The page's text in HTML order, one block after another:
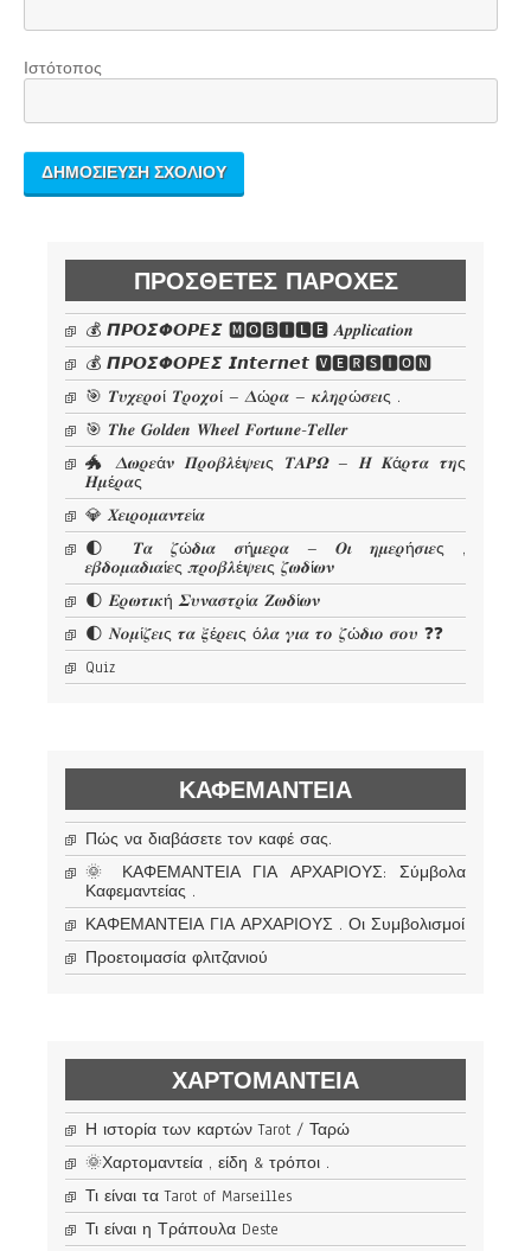
Ιστότοπος
ΠΡΌΣΘΕΤΕΣ ΠΑΡΟΧΈΣ
💰 𝞟𝞠𝞞𝞢𝞥𝞞𝞠𝞔𝞢 🅼🅾🅱🅸🅻🅴 𝜜𝒑𝒑𝒍𝒊𝒄𝒂𝒕𝒊𝒐𝒏
💰 𝞟𝞠𝞞𝞢𝞥𝞞𝞠𝞔𝞢 𝙄𝙣𝙩𝙚𝙧𝙣𝙚𝙩 🆅🅴🆁🆂🅸🅾🅽
🎯 𝜯𝝊𝝌𝜺𝝆𝝄ί 𝜯𝝆𝝄𝝌𝝄ί – 𝜟ώ𝝆𝜶 – 𝜿𝝀𝜼𝝆ώ𝝈𝜺𝜾ς .
🎯 𝑻𝒉𝒆 𝑮𝒐𝒍𝒅𝒆𝒏 𝑾𝒉𝒆𝒆𝒍 𝑭𝒐𝒓𝒕𝒖𝒏𝒆-𝑻𝒆𝒍𝒍𝒆𝒓
🐲 𝜟𝝎𝝆𝜺ά𝝂 𝜫𝝆𝝄𝜷𝝀έ𝝍𝜺𝜾ς 𝜯𝜜𝜬𝜴 – 𝜢 𝜥ά𝝆𝝉𝜶 𝝉𝜼ς
𝜢𝝁έ𝝆𝜶ς
💎 𝜲𝜺𝜾𝝆𝝄𝝁𝜶𝝂𝝉𝜺ί𝜶
🌓 𝜯𝜶 𝜻ώ𝜹𝜾𝜶 𝝈ή𝝁𝜺𝝆𝜶 – 𝜪𝜾 𝜼𝝁𝜺𝝆ή𝝈𝜾𝜺ς ,
𝜺𝜷𝜹𝝄𝝁𝜶𝜹𝜾𝜶ί𝜺ς 𝝅𝝆𝝄𝜷𝝀έ𝝍𝜺𝜾ς 𝜻𝝎𝜹ί𝝎𝝂
🌓 𝜠𝝆𝝎𝝉𝜾𝜿ή 𝜮𝝊𝝂𝜶𝝈𝝉𝝆ί𝜶 𝜡𝝎𝜹ί𝝎𝝂
🌓 𝜨𝝄𝝁ί𝜻𝜺𝜾ς 𝝉𝜶 𝝃έ𝝆𝜺𝜾ς ό𝝀𝜶 𝜸𝜾𝜶 𝝉𝝄 𝜻ώ𝜹𝜾𝝄 𝝈𝝄𝝊 ❓❓
Quiz
ΚΑΦΕΜΑΝΤΕΊΑ
Πώς να διαβάσετε τον καφέ σας.
🌞 ΚΑΦΕΜΑΝΤΕΙΑ ΓΙΑ ΑΡΧΑΡΙΟΥΣ: Σύμβολα
Καφεμαντείας .
ΚΑΦΕΜΑΝΤΕΙΑ ΓΙΑ ΑΡΧΑΡΙΟΥΣ . Οι Συμβολισμοί
Προετοιμασία φλιτζανιού
ΧΑΡΤΟΜΑΝΤΕΊΑ
Η ιστορία των καρτών Tarot / Ταρώ
🌞Χαρτομαντεία , είδη & τρόποι .
Τι είναι τα Tarot of Marseilles
Τι είναι η Τράπουλα Deste